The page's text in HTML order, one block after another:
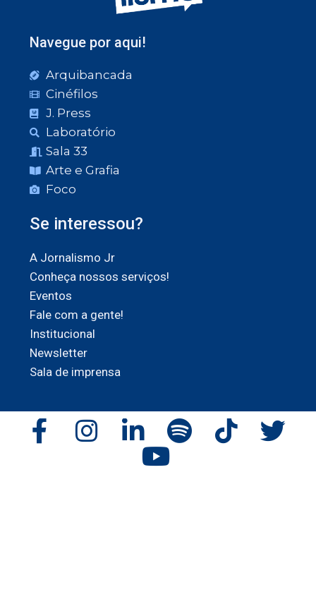
Navegue por aqui!
Arquibancada
Cinéfilos
J. Press
Laboratório
Sala 33
Arte e Grafia
Foco
Se interessou?
A Jornalismo Jr
Conheça nossos serviços!
Eventos
Fale com a gente!
Institucional
Newsletter
Sala de imprensa